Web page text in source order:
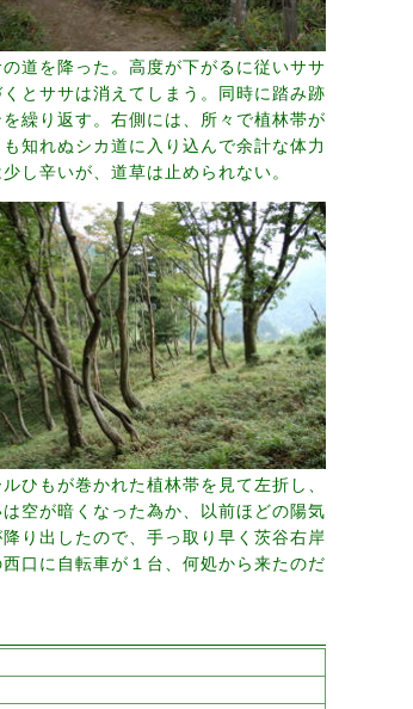
道を降った。高度が下がるに従いササ
とササは消えてしまう。同時に踏み跡
繰り返す。右側には、所々で植林帯が
知れぬシカ道に入り込んで余計な体力
し辛いが、道草は止められない。
ひもが巻かれた植林帯を見て左折し、
空が暗くなった為か、以前ほどの陽気
り出したので、手っ取り早く茨谷右岸
口に自転車が１台、何処から来たのだ